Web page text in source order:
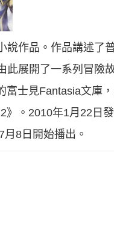
說作品。作品講述了
此展開了一系列冒險
士見Fantasia文庫
。2010年1月22日
8日開始播出。